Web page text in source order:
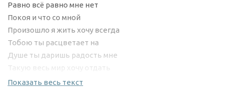
Равно всё равно мне нет
Покоя и что со мной
Произошло я жить хочу всегда
Тобою ты расцветает на
Душе ты даришь радость мне
Такую весь мир хочу отдать
Тебе для той которую люблю
Показать весь текст